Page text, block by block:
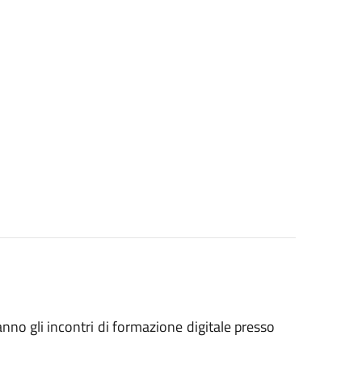
gli incontri di formazione digitale presso